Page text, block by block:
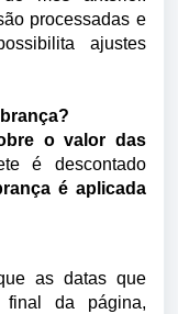
processadas e
ajustes
o valor das
é descontado
é aplicada
as datas que
da página,